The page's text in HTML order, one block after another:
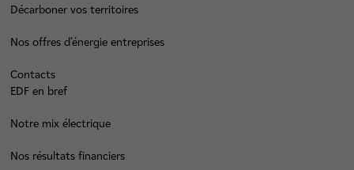
Décarboner vos territoires
Nos offres d’énergie entreprises
Contacts
EDF en bref
Notre mix électrique
Nos résultats financiers